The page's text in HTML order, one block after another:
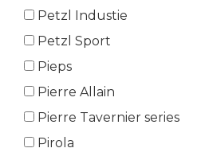
Petzl Industie
Petzl Sport
Pieps
Pierre Allain
Pierre Tavernier series
Pirola